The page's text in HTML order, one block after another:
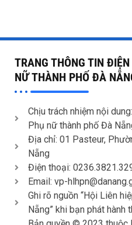
TRANG THÔNG TIN
NỮ THÀNH PHỐ ĐÀ
Chịu trách nhiệm nội
Phụ nữ thành phố Đà
Địa chỉ: 01 Pasteur,
Nẵng
Điện thoại:
Email: vp-
Ghi rõ nguồn “Hội Liên
Nẵng” khi bạn phát